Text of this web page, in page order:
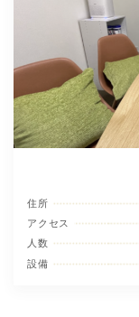
住所
アクセス
人数
設備